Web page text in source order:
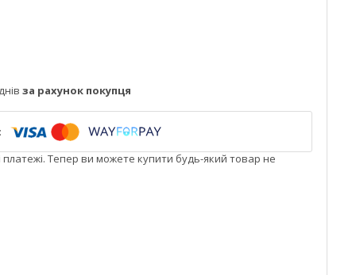
за рахунок покупця
платежі. Тепер ви можете купити будь-який товар не